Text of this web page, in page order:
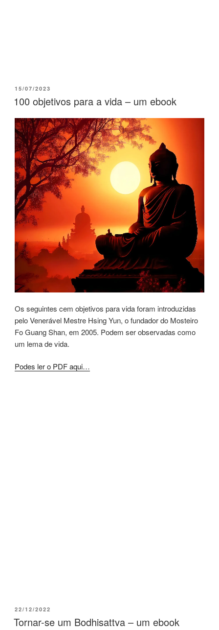
15/07/2023
100 objetivos para a vida – um ebook
Os seguintes cem objetivos para vida foram introduzidas
pelo Venerável Mestre Hsing Yun, o fundador do Mosteiro
Fo Guang Shan, em 2005. Podem ser observadas como
um lema de vida.
Podes ler o PDF aqui…
22/12/2022
Tornar-se um Bodhisattva – um ebook